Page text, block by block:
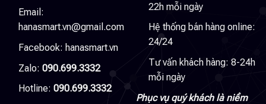
Email:
hanasmart.vn@gmail.com
Facebook: hanasmart.vn
Zalo: 090.699.3332
Hotline: 090.699.3332
22h mỗi ngày
Hệ thống bán hàng online:
24/24
Tư vấn khách hàng: 8-24h
mỗi ngày
Phục vụ quý khách là niềm